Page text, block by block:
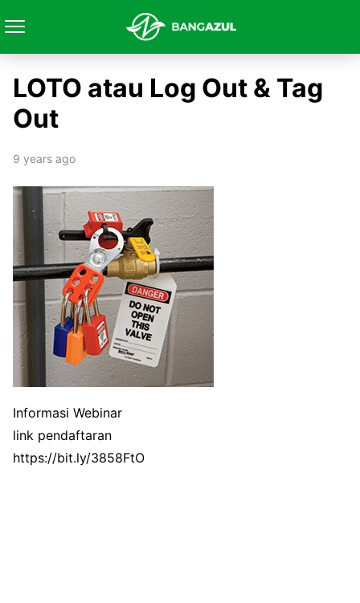
LOTO atau Log Out & Tag
Out
9 years ago
Informasi Webinar
link pendaftaran
https://bit.ly/3858FtO